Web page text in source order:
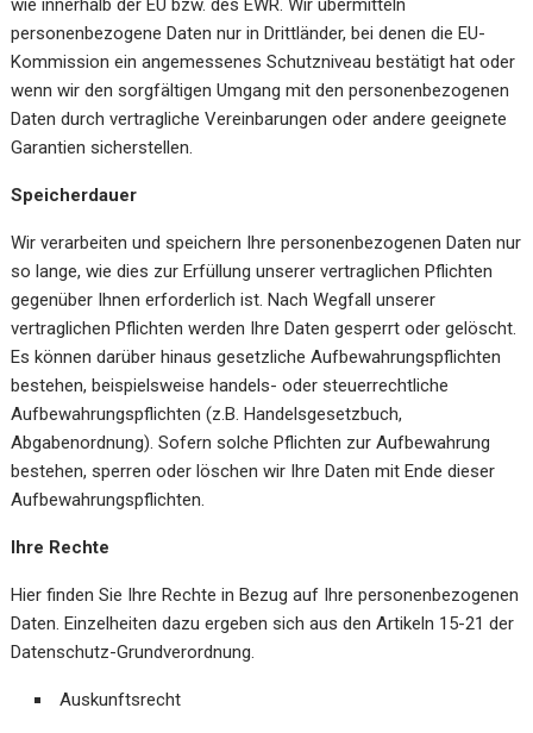
wie innerhalb der EU bzw. des EWR. Wir übermitteln
personenbezogene Daten nur in Drittländer, bei denen die EU-
Kommission ein angemessenes Schutzniveau bestätigt hat oder
wenn wir den sorgfältigen Umgang mit den personenbezogenen
Daten durch vertragliche Vereinbarungen oder andere geeignete
Garantien sicherstellen.
Speicherdauer
Wir verarbeiten und speichern Ihre personenbezogenen Daten nur
so lange, wie dies zur Erfüllung unserer vertraglichen Pflichten
gegenüber Ihnen erforderlich ist. Nach Wegfall unserer
vertraglichen Pflichten werden Ihre Daten gesperrt oder gelöscht.
Es können darüber hinaus gesetzliche Aufbewahrungspflichten
bestehen, beispielsweise handels- oder steuerrechtliche
Aufbewahrungspflichten (z.B. Handelsgesetzbuch,
Abgabenordnung). Sofern solche Pflichten zur Aufbewahrung
bestehen, sperren oder löschen wir Ihre Daten mit Ende dieser
Aufbewahrungspflichten.
Ihre Rechte
Hier finden Sie Ihre Rechte in Bezug auf Ihre personenbezogenen
Daten. Einzelheiten dazu ergeben sich aus den Artikeln 15-21 der
Datenschutz-Grundverordnung.
Auskunftsrecht